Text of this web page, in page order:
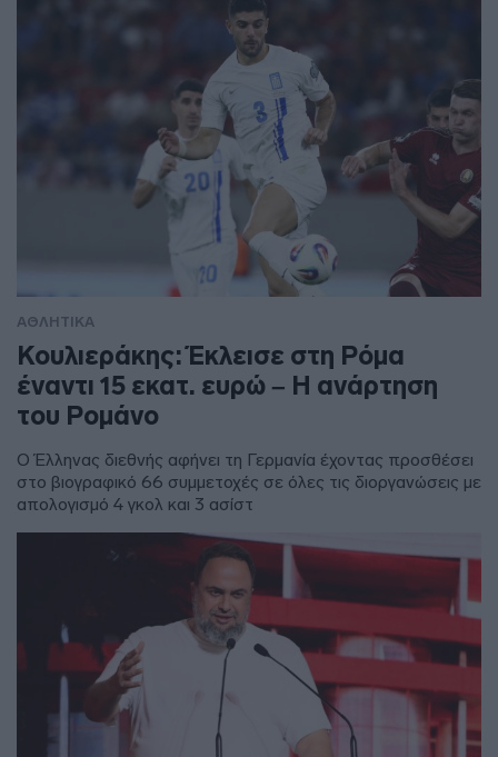
ΑΘΛΗΤΙΚΑ
Κουλιεράκης: Έκλεισε στη Ρόμα
έναντι 15 εκατ. ευρώ – Η ανάρτηση
του Ρομάνο
Ο Έλληνας διεθνής αφήνει τη Γερμανία έχοντας προσθέσει
στο βιογραφικό 66 συμμετοχές σε όλες τις διοργανώσεις με
απολογισμό 4 γκολ και 3 ασίστ